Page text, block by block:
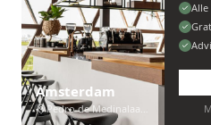
Amsterdam
Pedro de Medinalaan 53
Alle